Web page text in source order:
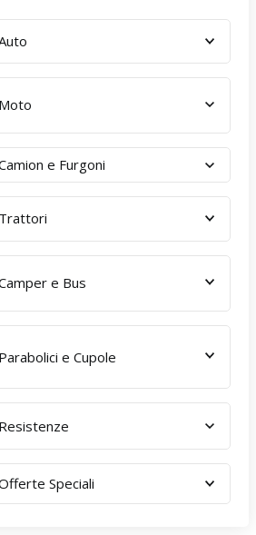
Moto
e Furgoni
Trattori
e Bus
Parabolici e Cupole
Resistenze
Speciali